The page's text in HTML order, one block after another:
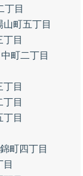
丁目
山町五丁目
丁目
中町二丁目
丁目
丁目
丁目
錦町四丁目